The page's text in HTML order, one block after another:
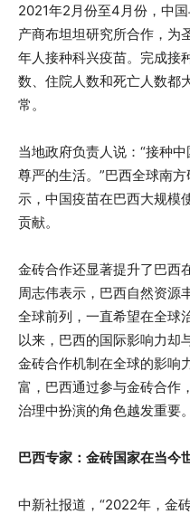
2021年2月份至4月份，中
产商布坦坦研究所合作，为
年人接种科兴疫苗。完成接
数、住院人数和死亡人数都
常。
当地政府负责人说：“接种
尊严的生活。”巴西全球南
示，中国疫苗在巴西大规模
贡献。
金砖合作还显著提升了巴西
周志伟表示，巴西自然资源
全球前列，一直希望在全球
以来，巴西的国际影响力却
金砖合作机制在全球的影响
富，巴西通过参与金砖合作
治理中扮演的角色越发重要。
巴西专家：金砖国家在当今
中新社报道，“2022年，金